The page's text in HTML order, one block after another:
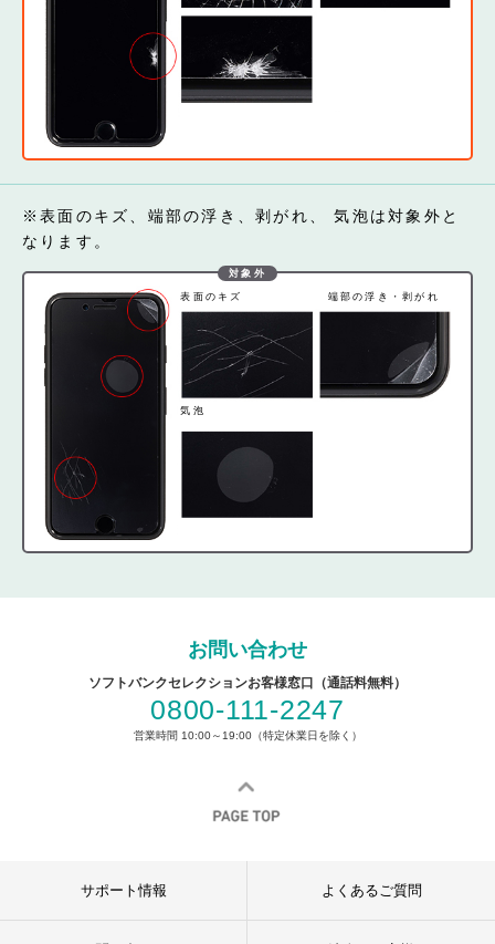
※表面のキズ、端部の浮き、剥がれ、 気泡は対象外と
なります。
対象外
表面のキズ 端部の浮き・剥がれ
気泡
お問い合わせ
ソフトバンクセレクションお客様窓口（通話料無料）
0800-111-2247
営業時間 10:00～19:00（特定休業日を除く）
サポート情報 よくあるご質問